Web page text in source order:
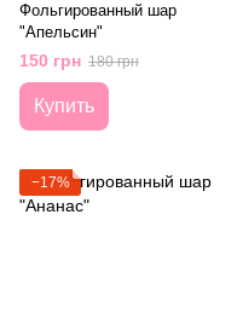
Фольгированный шар
"Апельсин"
150 грн 180 грн
Купить
−17%